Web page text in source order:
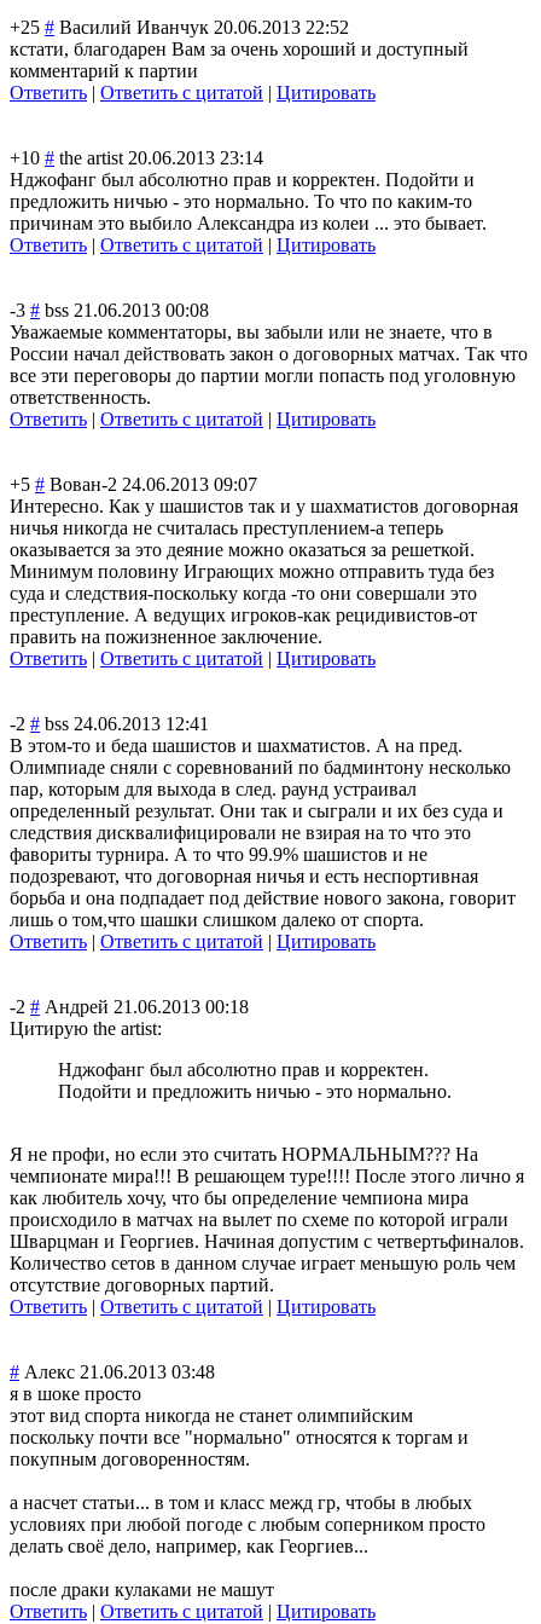
+25 # Василий Иванчук 20.06.2013 22:52
кстати, благодарен Вам за очень хороший и доступный
комментарий к партии
Ответить | Ответить с цитатой | Цитировать
+10 # the artist 20.06.2013 23:14
Нджофанг был абсолютно прав и корректен. Подойти и
предложить ничью - это нормально. То что по каким-то
причинам это выбило Александра из колеи ... это бывает.
Ответить | Ответить с цитатой | Цитировать
-3 # bss 21.06.2013 00:08
Уважаемые комментаторы, вы забыли или не знаете, что в
России начал действовать закон о договорных матчах. Так что
все эти переговоры до партии могли попасть под уголовную
ответственность.
Ответить | Ответить с цитатой | Цитировать
+5 # Вован-2 24.06.2013 09:07
Интересно. Как у шашистов так и у шахматистов договорная
ничья никогда не считалась преступлением-а теперь
оказывается за это деяние можно оказаться за решеткой.
Минимум половину Играющих можно отправить туда без
суда и следствия-поскольку когда -то они совершали это
преступление. А ведущих игроков-как рецидивистов-от
править на пожизненное заключение.
Ответить | Ответить с цитатой | Цитировать
-2 # bss 24.06.2013 12:41
В этом-то и беда шашистов и шахматистов. А на пред.
Олимпиаде сняли с соревнований по бадминтону несколько
пар, которым для выхода в след. раунд устраивал
определенный результат. Они так и сыграли и их без суда и
следствия дисквалифицировали не взирая на то что это
фавориты турнира. А то что 99.9% шашистов и не
подозревают, что договорная ничья и есть неспортивная
борьба и она подпадает под действие нового закона, говорит
лишь о том,что шашки слишком далеко от спорта.
Ответить | Ответить с цитатой | Цитировать
-2 # Андрей 21.06.2013 00:18
Цитирую the artist:
Нджофанг был абсолютно прав и корректен.
Подойти и предложить ничью - это нормально.
Я не профи, но если это считать НОРМАЛЬНЫМ??? На
чемпионате мира!!! В решающем туре!!!! После этого лично я
как любитель хочу, что бы определение чемпиона мира
происходило в матчах на вылет по схеме по которой играли
Шварцман и Георгиев. Начиная допустим с четвертьфиналов.
Количество сетов в данном случае играет меньшую роль чем
отсутствие договорных партий.
Ответить | Ответить с цитатой | Цитировать
# Алекс 21.06.2013 03:48
я в шоке просто
этот вид спорта никогда не станет олимпийским
поскольку почти все "нормально" относятся к торгам и
покупным договоренностям.
а насчет статьи... в том и класс межд гр, чтобы в любых
условиях при любой погоде с любым соперником просто
делать своё дело, например, как Георгиев...
после драки кулаками не машут
Ответить | Ответить с цитатой | Цитировать